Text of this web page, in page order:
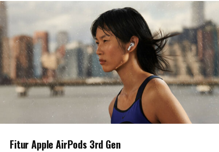
Fitur Apple AirPods 3rd Gen